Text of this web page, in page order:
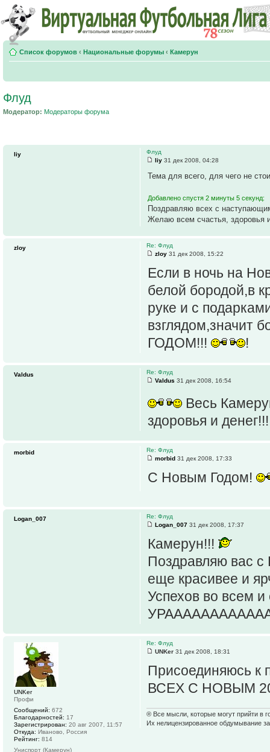
Список форумов ‹ Национальные форумы ‹ Камерун
Флуд
Модератор: Модераторы форума
Флуд
liy 31 дек 2008, 04:28
Тема для всего, для чего не
Добавлено спустя 2 минуты 5 секунд:
Поздравляю всех с
Желаю всем счастья, здоровья
liy
Re: Флуд
zloy 31 дек 2008, 15:22
Если в ночь на
белой бородой,в
руке и с
ГОДОМ!!!
!
zloy
Re: Флуд
Valdus 31 дек 2008, 16:54
Весь
здоровья и
Valdus
Re: Флуд
morbid 31 дек 2008, 17:33
С Новым Годом!
morbid
Re: Флуд
Logan_007 31 дек 2008, 17:37
Камерун!!!
Поздравляю вас
еще красивее и
Успехов во всем
Logan_007
Re: Флуд
UNKer 31 дек 2008, 18:31
Присоединяюсь к
ВСЕХ С НОВЫМ
® Все мысли, которые могут прийти в
Их нелицензированное обдумывание
UNKer
Профи
Сообщений: 672
Благодарностей: 17
Зарегистрирован: 20 авг 2007, 11:57
Откуда: Иваново, Россия
Рейтинг: 814
Униспорт (Камерун)